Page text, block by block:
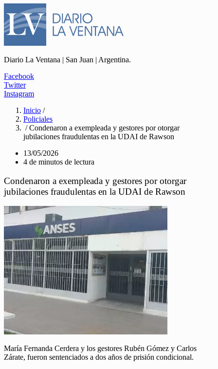
Diario La Ventana | San Juan | Argentina.
Facebook
Twitter
Instagram
Inicio /
Policiales
/ Condenaron a exempleada y gestores por otorgar
jubilaciones fraudulentas en la UDAI de Rawson
13/05/2026
4 de minutos de lectura
Condenaron a exempleada y gestores por otorgar
jubilaciones fraudulentas en la UDAI de Rawson
María Fernanda Cerdera y los gestores Rubén Gómez y Carlos
Zárate, fueron sentenciados a dos años de prisión condicional.